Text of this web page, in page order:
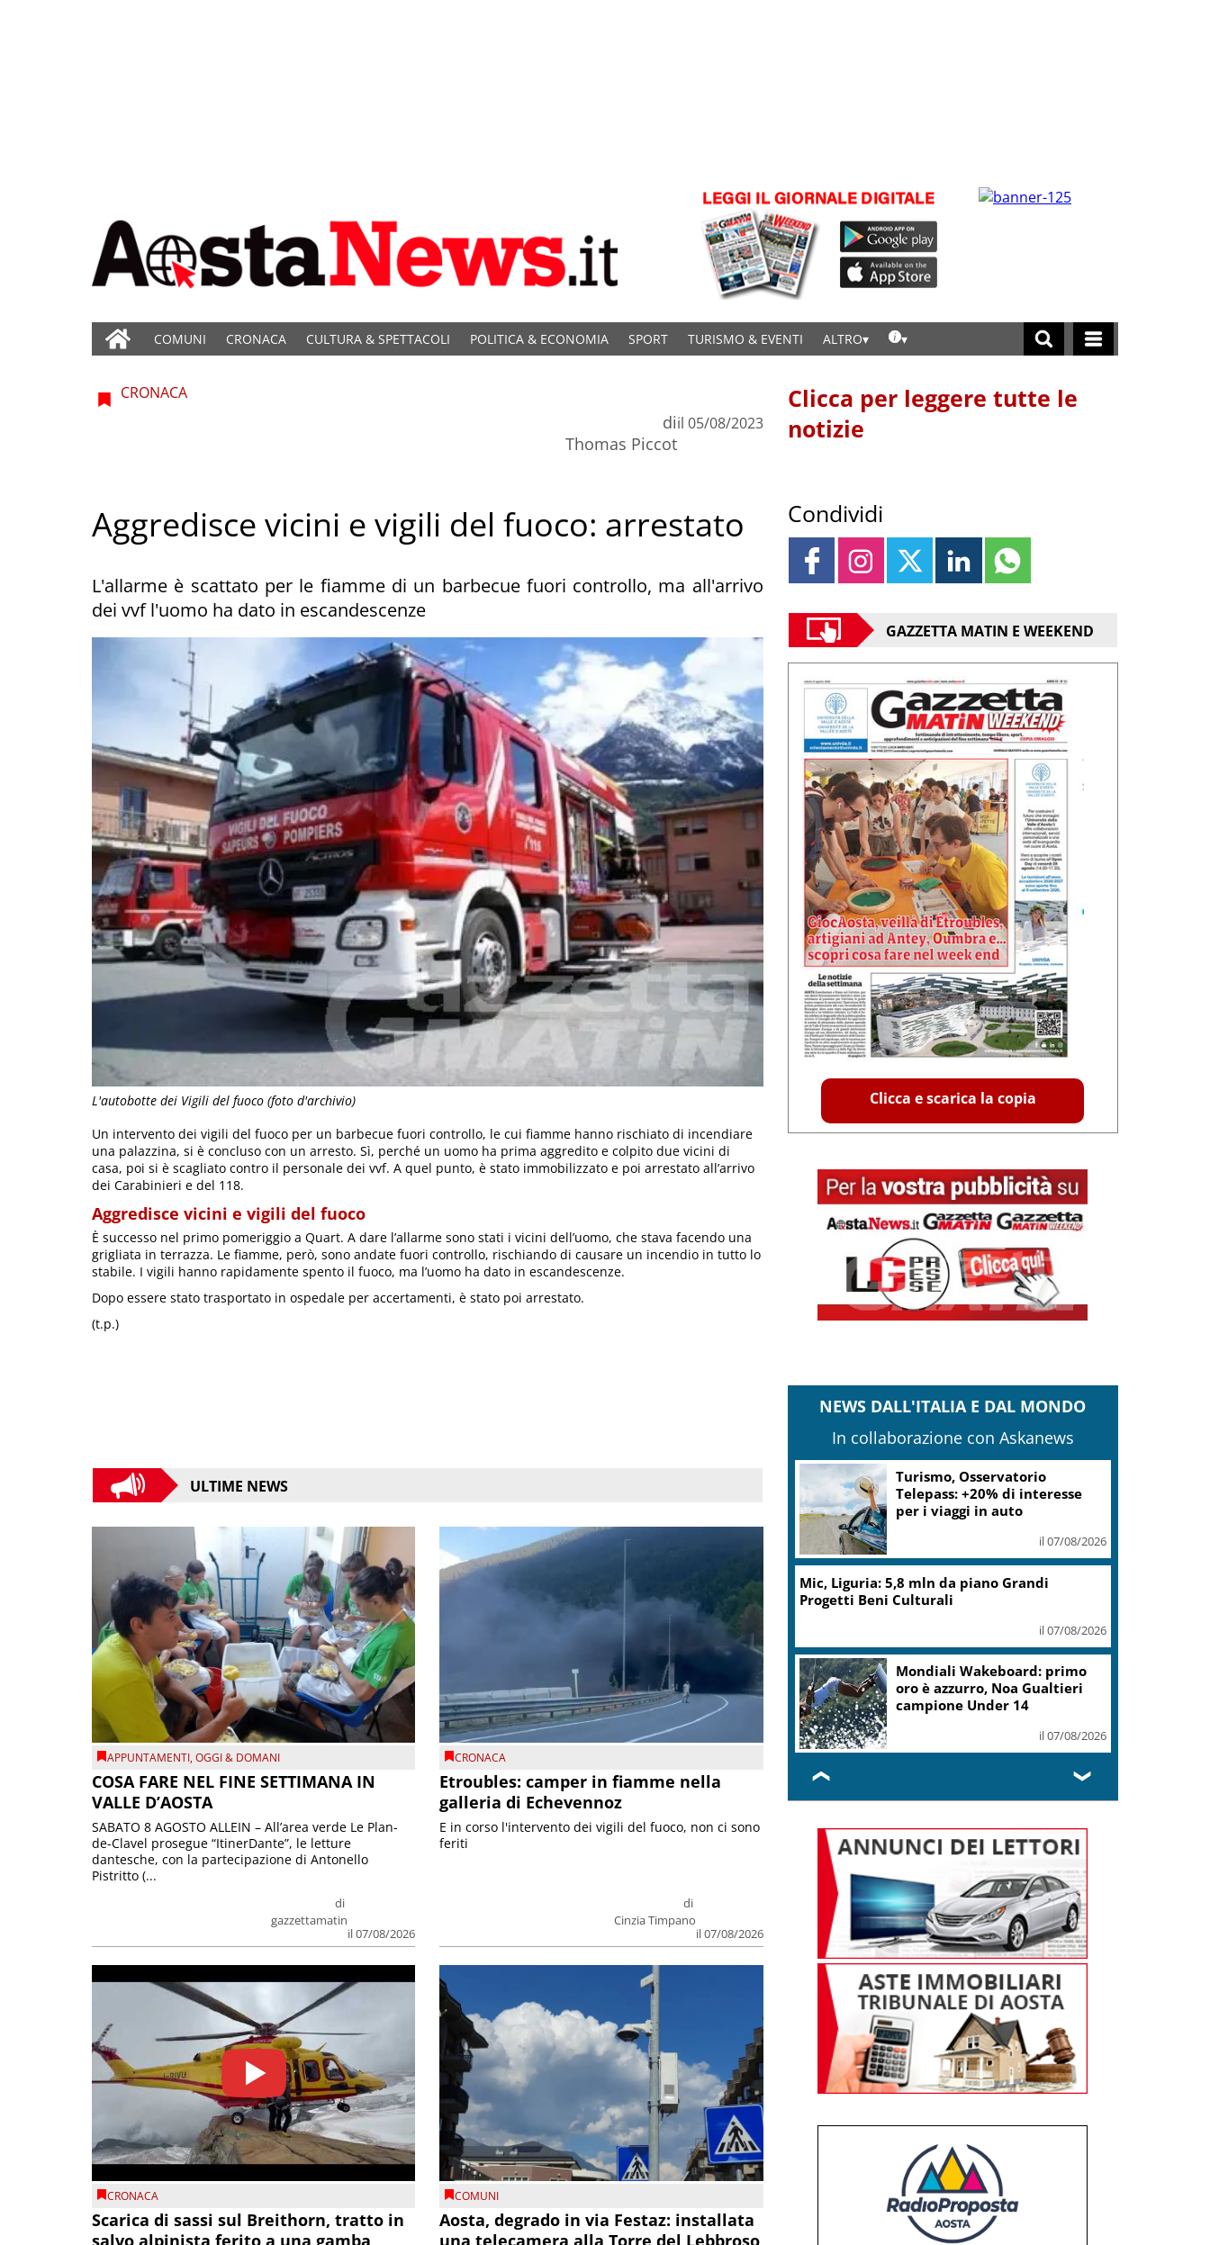
COMUNI CRONACA CULTURA & SPETTACOLI POLITICA & ECONOMIA SPORT TURISMO & EVENTI ALTRO
L'autobotte dei Vigili del fuoco (foto d'archivio)
CRONACA
di
Thomas Piccot
il 05/08/2023
Aggredisce vicini e vigili del fuoco: arrestato
L'allarme è scattato per le fiamme di un barbecue fuori controllo, ma all'arrivo
dei vvf l'uomo ha dato in escandescenze
Un intervento dei vigili del fuoco per un barbecue fuori controllo, le cui fiamme hanno rischiato di incendiare
una palazzina, si è concluso con un arresto. Sì, perché un uomo ha prima aggredito e colpito due vicini di
casa, poi si è scagliato contro il personale dei vvf. A quel punto, è stato immobilizzato e poi arrestato all’arrivo
dei Carabinieri e del 118.
Aggredisce vicini e vigili del fuoco
È successo nel primo pomeriggio a Quart. A dare l’allarme sono stati i vicini dell’uomo, che stava facendo una
grigliata in terrazza. Le fiamme, però, sono andate fuori controllo, rischiando di causare un incendio in tutto lo
stabile. I vigili hanno rapidamente spento il fuoco, ma l’uomo ha dato in escandescenze.
Dopo essere stato trasportato in ospedale per accertamenti, è stato poi arrestato.
(t.p.)
ULTIME NEWS
APPUNTAMENTI,OGGI & DOMANI
COSA FARE NEL FINE SETTIMANA IN
VALLE D’AOSTA
di
gazzettamatin
il 07/08/2026
SABATO 8 AGOSTO ALLEIN – All’area verde Le Plan-
de-Clavel prosegue “ItinerDante”, le letture
dantesche, con la partecipazione di Antonello
Pistritto (...
CRONACA
Etroubles: camper in fiamme nella
galleria di Echevennoz
di
Cinzia Timpano
il 07/08/2026
E in corso l'intervento dei vigili del fuoco, non ci sono
feriti
CRONACA
Scarica di sassi sul Breithorn, tratto in
COMUNI
Aosta, degrado in via Festaz: installata
Clicca per leggere tutte le
notizie
Condividi
GAZZETTA MATIN E WEEKEND
Clicca e scarica la copia
NEWS DALL'ITALIA E DAL MONDO
In collaborazione con Askanews
Turismo, Osservatorio
Telepass: +20% di interesse
per i viaggi in auto
il 07/08/2026
Mic, Liguria: 5,8 mln da piano Grandi
Progetti Beni Culturali
il 07/08/2026
Mondiali Wakeboard: primo
oro è azzurro, Noa Gualtieri
campione Under 14
il 07/08/2026
❮ ❯